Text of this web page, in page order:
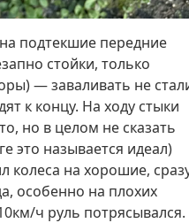
подтекшие передние
стойки, только
— заваливать не
к концу. На ходу стыки
но в целом не сказать
это называется идеал)
колеса на хорошие,
особенно на плохих
ч руль потрясывался.